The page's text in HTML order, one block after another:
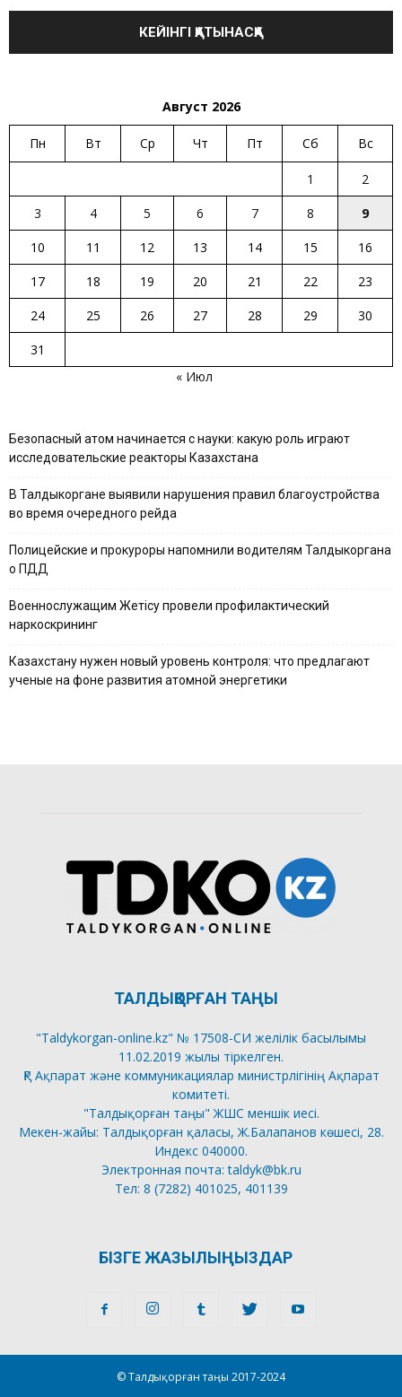
Август 2026
Пн Вт Ср Чт Пт Сб Вс
1
2
3
4 5 6 7 8
9
10
11 12 13 14 15
16
17
18 19 20 21 22
23
24
25 26 27 28 29
30
31
« Июл
Безопасный атом начинается с науки: какую роль играют
исследовательские реакторы Казахстана
В Талдыкоргане выявили нарушения правил благоустройства
во время очередного рейда
Полицейские и прокуроры напомнили водителям Талдыкоргана
о ПДД
Военнослужащим Жетісу провели профилактический
наркоскрининг
Казахстану нужен новый уровень контроля: что предлагают
ученые на фоне развития атомной энергетики
ТАЛДЫҚОРҒАН ТАҢЫ
"Taldykorgan-online.kz" № 17508-СИ желілік басылымы
11.02.2019 жылы тіркелген.
ҚР Ақпарат және коммуникациялар министрлігінің Ақпарат
комитеті.
"Талдықорған таңы" ЖШС меншік иесі.
Мекен-жайы: Талдықорған қаласы, Ж.Балапанов көшесі, 28.
Индекс 040000.
Электронная почта: taldyk@bk.ru
Тел: 8 (7282) 401025, 401139
БІЗГЕ ЖАЗЫЛЫҢЫЗДАР
© Талдықорған таңы 2017-2024